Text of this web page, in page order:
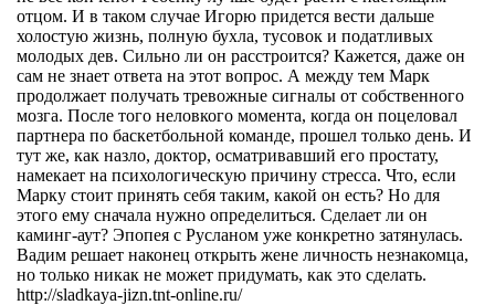
отцом. И в таком случае Игорю придется вести дальше
холостую жизнь, полную бухла, тусовок и податливых
молодых дев. Сильно ли он расстроится? Кажется, даже он
сам не знает ответа на этот вопрос. А между тем Марк
продолжает получать тревожные сигналы от собственного
мозга. После того неловкого момента, когда он поцеловал
партнера по баскетбольной команде, прошел только день. И
тут же, как назло, доктор, осматривавший его простату,
намекает на психологическую причину стресса. Что, если
Марку стоит принять себя таким, какой он есть? Но для
этого ему сначала нужно определиться. Сделает ли он
каминг-аут? Эпопея с Русланом уже конкретно затянулась.
Вадим решает наконец открыть жене личность незнакомца,
но только никак не может придумать, как это сделать.
http://sladkaya-jizn.tnt-online.ru/